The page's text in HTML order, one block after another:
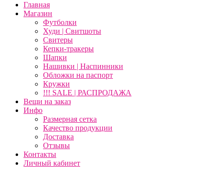
Главная
Магазин
Футболки
Худи | Свитшоты
Свитеры
Кепки-тракеры
Шапки
Нашивки | Наспинники
Обложки на паспорт
Кружки
!!! SALE | РАСПРОДАЖА
Вещи на заказ
Инфо
Размерная сетка
Качество продукции
Доставка
Отзывы
Контакты
Личный кабинет